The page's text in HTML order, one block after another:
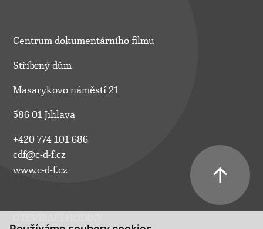
Centrum dokumentárního filmu
Stříbrný dům
Masarykovo náměstí 21
586 01 Jihlava
+420 774 101 686
cdf@c-d-f.cz
www.c-d-f.cz